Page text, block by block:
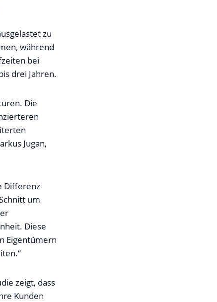
zu
während
bei
drei Jahren.
Die
Jugan,
Differenz
um
Diese
Eigentümern
zeigt, dass
Kunden